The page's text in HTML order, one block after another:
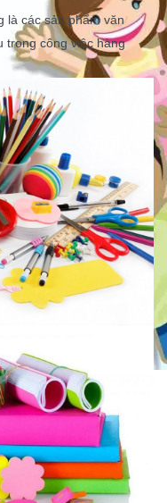
là các sản phẩm văn
trong công việc hàng